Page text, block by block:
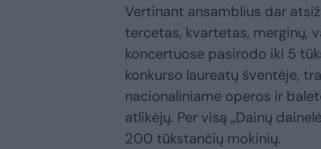
Vertinant ansamblius dar
tercetas, kvartetas, merginų,
koncertuose pasirodo iki 5
konkurso laureatų šventėje,
nacionaliniame operos ir
atlikėjų. Per visą „Dainų
200 tūkstančių mokinių.